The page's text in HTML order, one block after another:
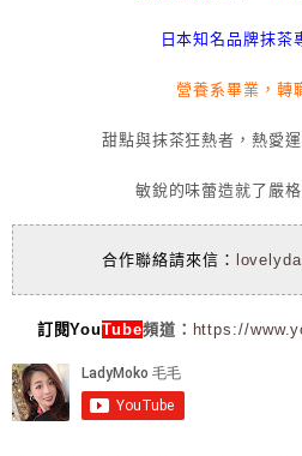
日本知名品牌抹茶
營養系畢業，轉
甜點與抹茶狂熱者，熱愛
敏銳的味蕾造就了嚴
合作聯絡請來信：
訂閱YouTube頻道： https://